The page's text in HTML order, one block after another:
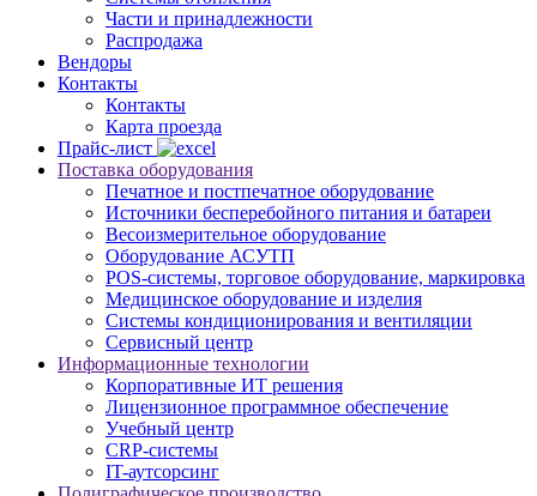
Части и принадлежности
Раcпродажа
Вендоры
Контакты
Контакты
Карта проезда
Прайс-лист
Поставка оборудования
Печатное и постпечатное оборудование
Источники бесперебойного питания и батареи
Весоизмерительное оборудование
Оборудование АСУТП
POS-системы, торговое оборудование, маркировка
Медицинское оборудование и изделия
Системы кондиционирования и вентиляции
Сервисный центр
Информационные технологии
Корпоративные ИТ решения
Лицензионное программное обеспечение
Учебный центр
CRP-системы
IT-аутсорсинг